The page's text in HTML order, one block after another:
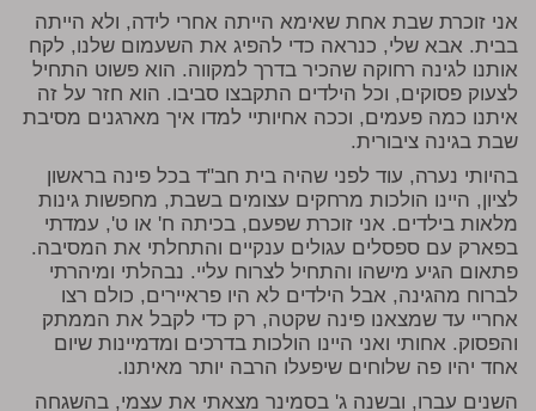
אני זוכרת שבת אחת שאימא הייתה אחרי לידה, ולא הייתה
בבית. אבא שלי, כנראה כדי להפיג את השעמום שלנו, לקח
אותנו לגינה רחוקה שהכיר בדרך למקווה. הוא פשוט התחיל
לצעוק פסוקים, וכל הילדים התקבצו סביבו. הוא חזר על זה
איתנו כמה פעמים, וככה אחיותיי למדו איך מארגנים מסיבת
שבת בגינה ציבורית.
בהיותי נערה, עוד לפני שהיה בית חב"ד בכל פינה בראשון
לציון, היינו הולכות מרחקים עצומים בשבת, מחפשות גינות
מלאות בילדים. אני זוכרת שפעם, בכיתה ח' או ט', עמדתי
בפארק עם ספסלים עגולים ענקיים והתחלתי את המסיבה.
פתאום הגיע מישהו והתחיל לצרוח עליי. נבהלתי ומיהרתי
לברוח מהגינה, אבל הילדים לא היו פראיירים, כולם רצו
אחריי עד שמצאנו פינה שקטה, רק כדי לקבל את הממתק
והפסוק. אחותי ואני היינו הולכות בדרכים ומדמיינות שיום
אחד יהיו פה שלוחים שיפעלו הרבה יותר מאיתנו.
השנים עברו, ובשנה ג' בסמינר מצאתי את עצמי, בהשגחה